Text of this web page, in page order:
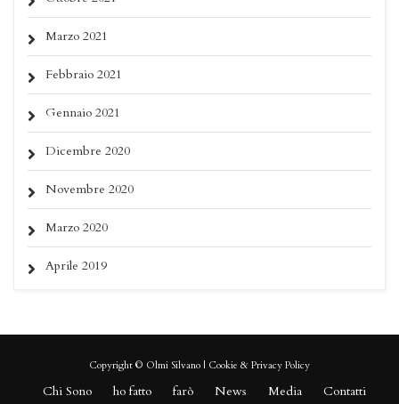
Marzo 2021
Febbraio 2021
Gennaio 2021
Dicembre 2020
Novembre 2020
Marzo 2020
Aprile 2019
Copyright © Olmi Silvano | Cookie & Privacy Policy
Chi Sono ho fatto farò News Media Contatti